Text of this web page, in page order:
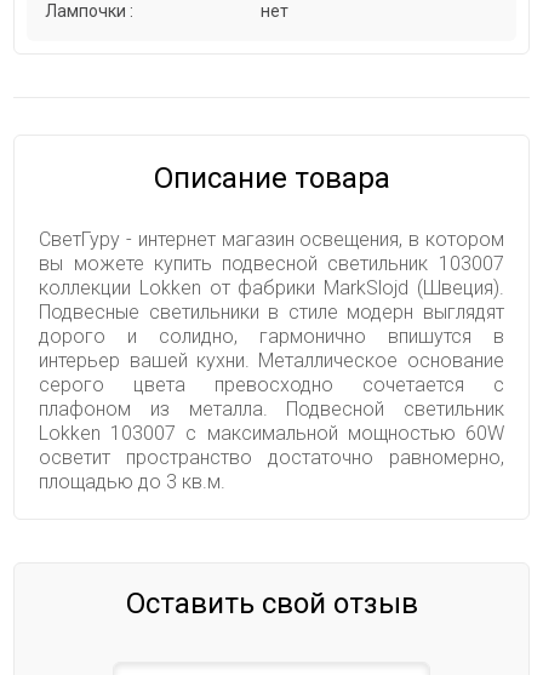
Лампочки : нет
Описание товара
СветГуру - интернет магазин освещения, в котором
вы можете купить подвесной светильник 103007
коллекции Lokken от фабрики MarkSlojd (Швеция).
Подвесные светильники в стиле модерн выглядят
дорого и солидно, гармонично впишутся в
интерьер вашей кухни. Металлическое основание
серого цвета превосходно сочетается с
плафоном из металла. Подвесной светильник
Lokken 103007 с максимальной мощностью 60W
осветит пространство достаточно равномерно,
площадью до 3 кв.м.
Оставить свой отзыв